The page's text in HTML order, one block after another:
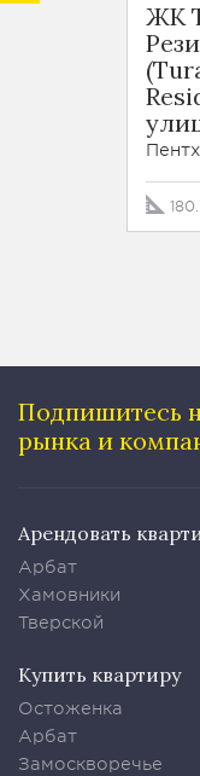
ЖК
Подпишитесь
рынка и
Арендовать
Арбат
Хамовники
Тверской
Купить квартиру
Остоженка
Арбат
Замоскворечье